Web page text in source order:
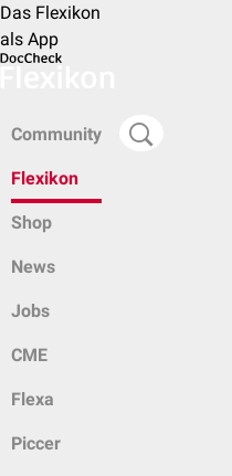
Das Flexikon
als App
Community
Flexikon
Shop
News
Jobs
CME
Flexa
Piccer